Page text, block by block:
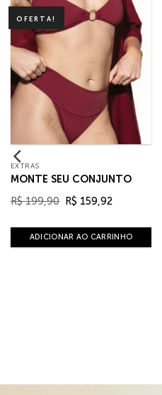
OFERTA!
EXTRAS
MONTE SEU CONJUNTO
R$199,90 O
preço
era:
R$ 199,90.
R$ 159,92O
é:
R$ 159,92.
ADICIONAR AO CARRINHO